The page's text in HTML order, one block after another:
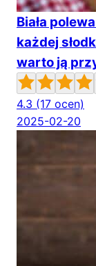
Biała
każdej
warto ją
4.3 (17 ocen)
2025-02-20